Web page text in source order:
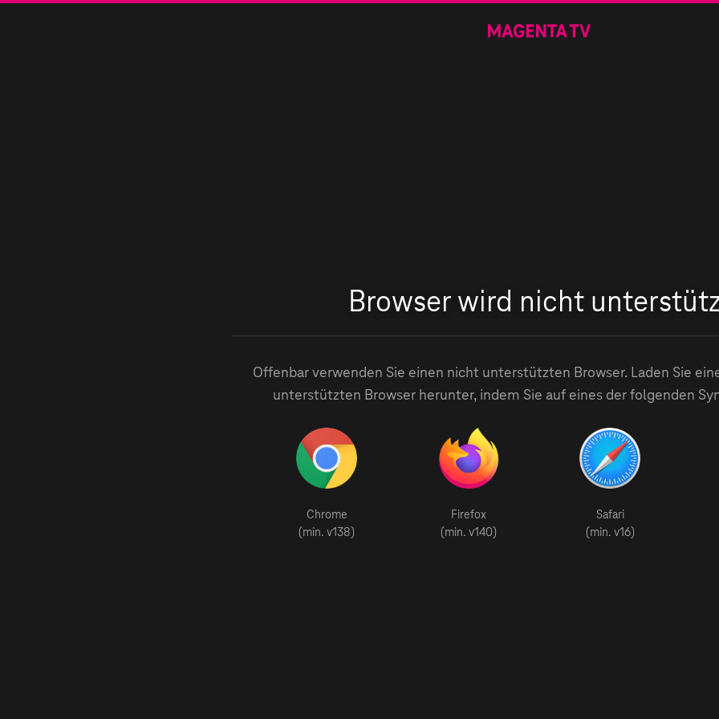
Browser wird nicht
Offenbar verwenden Sie einen nicht unterstützten Browser. Laden Sie
unterstützten Browser herunter, indem Sie auf eines der folgenden
Chrome
(min. v138)
Firefox
(min. v140)
Safari
(min. v16)